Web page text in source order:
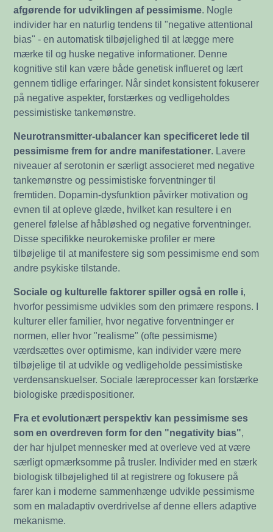
afgørende for udviklingen af pessimisme. Nogle
individer har en naturlig tendens til "negative attentional
bias" - en automatisk tilbøjelighed til at lægge mere
mærke til og huske negative informationer. Denne
kognitive stil kan være både genetisk influeret og lært
gennem tidlige erfaringer. Når sindet konsistent fokuserer
på negative aspekter, forstærkes og vedligeholdes
pessimistiske tankemønstre.
Neurotransmitter-ubalancer kan specificeret lede til
pessimisme frem for andre manifestationer. Lavere
niveauer af serotonin er særligt associeret med negative
tankemønstre og pessimistiske forventninger til
fremtiden. Dopamin-dysfunktion påvirker motivation og
evnen til at opleve glæde, hvilket kan resultere i en
generel følelse af håbløshed og negative forventninger.
Disse specifikke neurokemiske profiler er mere
tilbøjelige til at manifestere sig som pessimisme end som
andre psykiske tilstande.
Sociale og kulturelle faktorer spiller også en rolle i,
hvorfor pessimisme udvikles som den primære respons. I
kulturer eller familier, hvor negative forventninger er
normen, eller hvor "realisme" (ofte pessimisme)
værdsættes over optimisme, kan individer være mere
tilbøjelige til at udvikle og vedligeholde pessimistiske
verdensanskuelser. Sociale læreprocesser kan forstærke
biologiske prædispositioner.
Fra et evolutionært perspektiv kan pessimisme ses
som en overdreven form for den "negativity bias",
der har hjulpet mennesker med at overleve ved at være
særligt opmærksomme på trusler. Individer med en stærk
biologisk tilbøjelighed til at registrere og fokusere på
farer kan i moderne sammenhænge udvikle pessimisme
som en maladaptiv overdrivelse af denne ellers adaptive
mekanisme.